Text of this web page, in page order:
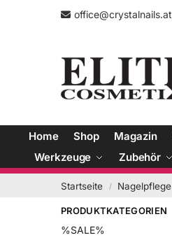
office@crystalnails.at
Home Shop Magazin
Werkzeuge
Zubehör
Startseite / Nagelpflege
PRODUKTKATEGORIEN
%SALE%